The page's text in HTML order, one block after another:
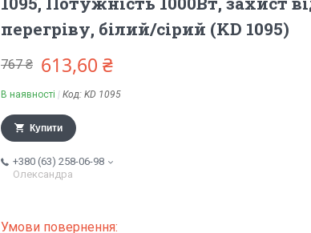
перегріву, білий/сірий (KD 1095)
767 ₴ 613,60 ₴
В наявності Код: KD 1095
Купити
+380 (63) 258-06-98
Олександра